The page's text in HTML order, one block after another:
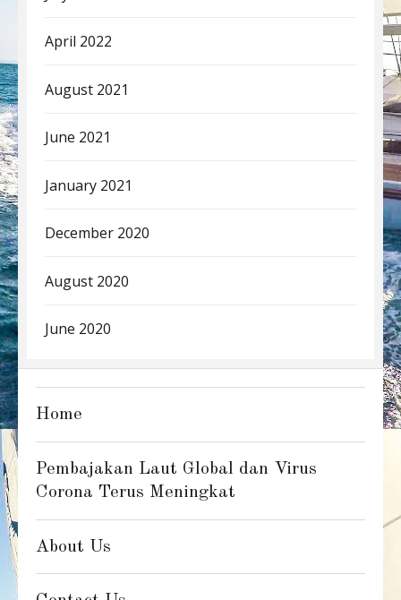
April 2022
August 2021
June 2021
January 2021
December 2020
August 2020
June 2020
Home
Pembajakan Laut Global dan Virus
Corona Terus Meningkat
About Us